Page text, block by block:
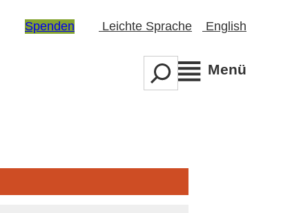
Spenden Leichte Sprache English
a
Menü